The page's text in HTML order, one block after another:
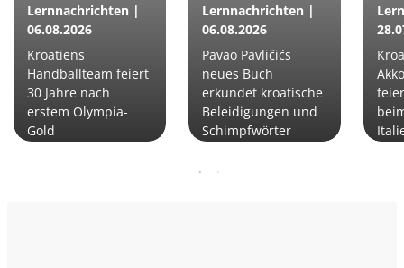
Lernnachrichten |
06.08.2026
Kroatiens
Handballteam feiert
30 Jahre nach
erstem Olympia-
Gold
Lernnachrichten |
06.08.2026
Pavao Pavličićs
neues Buch
erkundet kroatische
Beleidigungen und
Schimpfwörter